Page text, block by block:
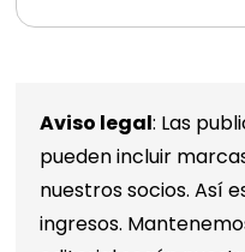
Aviso legal: Las
pueden incluir
nuestros socios. Así
ingresos.